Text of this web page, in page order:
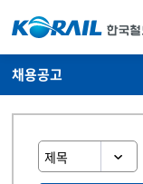
채용공고